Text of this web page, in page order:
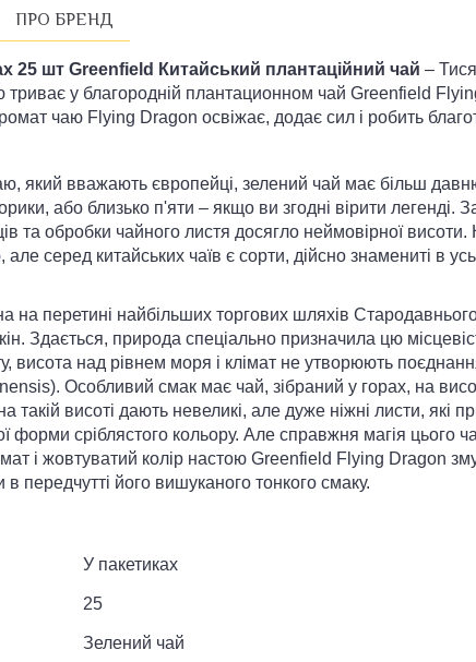
ПРО БРЕНД
25 шт Greenfield Китайський плантаційний чай –
триває у благородній плантационном чай Greenfield
чаю Flying Dragon освіжає, додає сил і робить
який вважають європейці, зелений чай має більш
або близько п'яти – якщо ви згодні вірити легенді.
та обробки чайного листя досягло неймовірної
серед китайських чаїв є сорти, дійсно знамениті в
на перетині найбільших торгових шляхів
Здається, природа спеціально призначила цю
висота над рівнем моря і клімат не утворюють
Особливий смак має чай, зібраний у горах, на
такій висоті дають невеликі, але дуже ніжні листи, які
форми сріблястого кольору. Але справжня магія цього
і жовтуватий колір настою Greenfield Flying Dragon
в передчутті його вишуканого тонкого смаку.
У пакетиках
25
Зелений чай